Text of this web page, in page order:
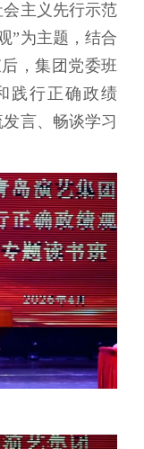
主义先行示范
”为主题，结合
，集团党委班
践行正确政绩
言、畅谈学习